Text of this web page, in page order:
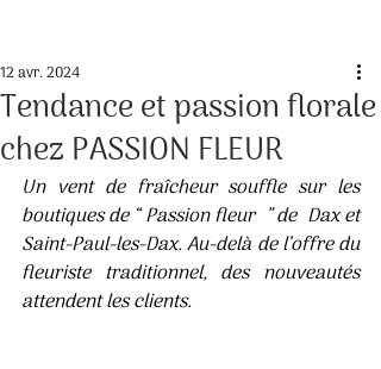
Tendance et passion florale
chez PASSION FLEUR
12 avr. 2024
Un vent de fraîcheur souffle sur les
boutiques de “ Passion fleur  ” de  Dax et
Saint-Paul-les-Dax. Au-delà de l’offre du
fleuriste traditionnel, des nouveautés
attendent les clients.